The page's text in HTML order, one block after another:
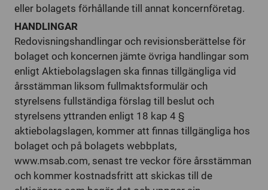
eller bolagets förhållande till annat koncernföretag.
HANDLINGAR
Redovisningshandlingar och revisionsberättelse för
bolaget och koncernen jämte övriga handlingar som
enligt Aktiebolagslagen ska finnas tillgängliga vid
årsstämman liksom fullmaktsformulär och
styrelsens fullständiga förslag till beslut och
styrelsens yttranden enligt 18 kap 4 §
aktiebolagslagen, kommer att finnas tillgängliga hos
bolaget och på bolagets webbplats,
www.msab.com, senast tre veckor före årsstämman
och kommer kostnadsfritt att skickas till de